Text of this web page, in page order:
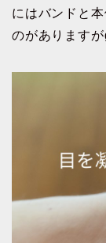
にはバンドと
のがあります